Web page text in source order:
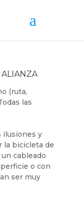
(ruta,
las
ilusiones y
la bicicleta de
cableado
o con
ser muy